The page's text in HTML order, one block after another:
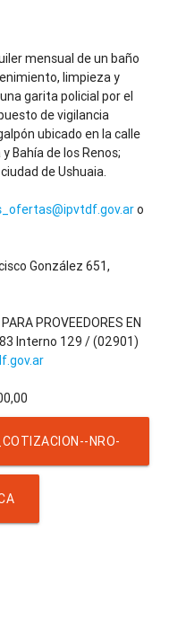
mensual de un baño
limpieza y
garita policial por el
de vigilancia
ubicado en la calle
Bahía de los Renos;
de Ushuaia.
o
González 651,
PROVEEDORES EN
Interno 129 / (02901)
NRO-
2760 2NUEVA